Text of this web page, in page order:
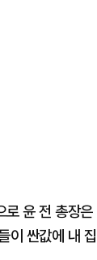
로 윤 전 총장
이 싼값에 내